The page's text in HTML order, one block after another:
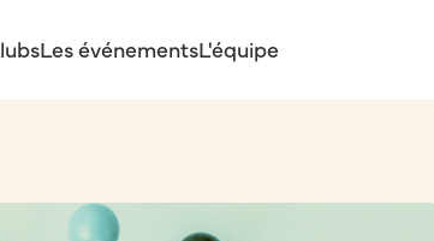
Les événementsL'équipe